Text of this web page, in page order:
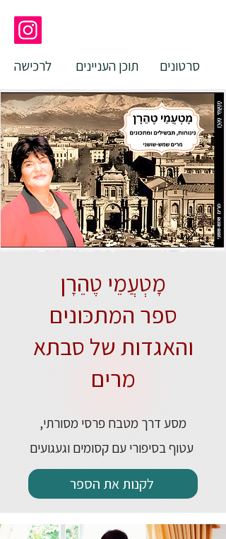
לרכישה תוכן העניינים סרטונים
מָטְעֲמֵי טֶהֵרָן
ספר המתכּונים
והאגדות של סבתא
מרים
מסע דרך מטבח פרסי מסורתי,
לקנות את הספר